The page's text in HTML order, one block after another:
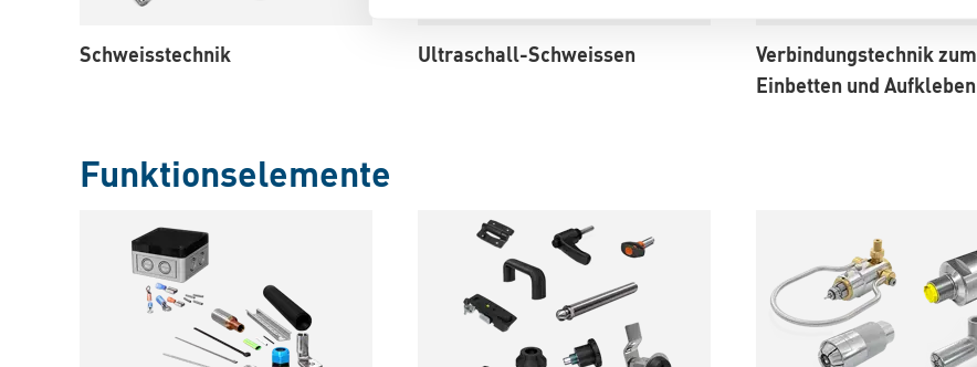
Schweisstechnik Ultraschall-Schweissen
Verbindungstechnik zum
Einbetten und Aufkleben
Funktionselemente